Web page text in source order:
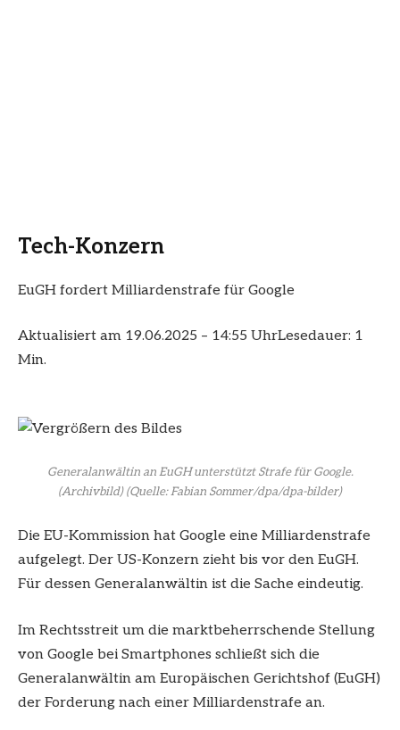
Tech-Konzern
EuGH fordert Milliardenstrafe für Google
Aktualisiert am 19.06.2025 – 14:55 UhrLesedauer: 1
Min.
Generalanwältin an EuGH unterstützt Strafe für Google.
(Archivbild)(Quelle: Fabian Sommer/dpa/dpa-bilder)
Die EU-Kommission hat Google eine Milliardenstrafe
aufgelegt. Der US-Konzern zieht bis vor den EuGH.
Für dessen Generalanwältin ist die Sache eindeutig.
Im Rechtsstreit um die marktbeherrschende Stellung
von Google bei Smartphones schließt sich die
Generalanwältin am Europäischen Gerichtshof (EuGH)
der Forderung nach einer Milliardenstrafe an.